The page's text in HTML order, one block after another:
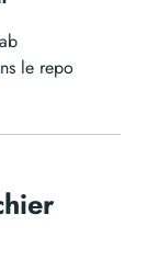
le repo